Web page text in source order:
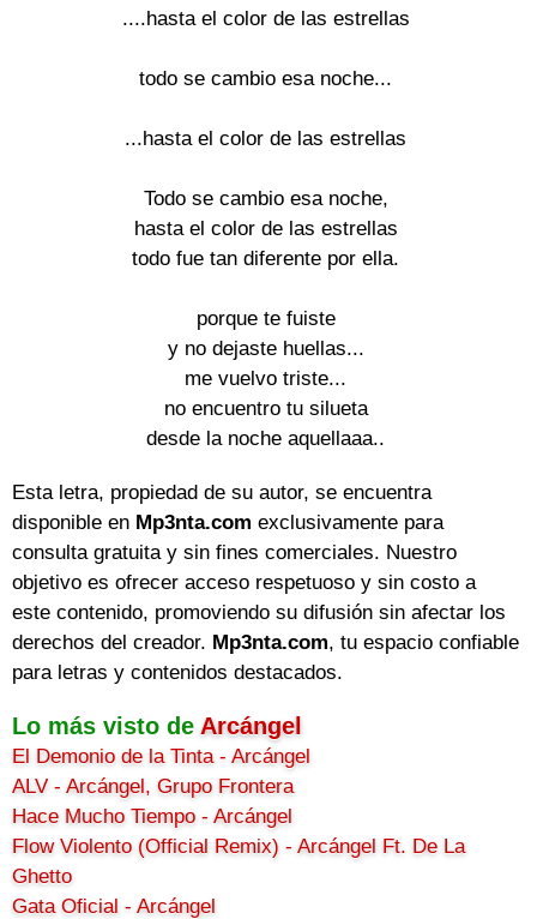
....hasta el color de las estrellas
todo se cambio esa noche...
...hasta el color de las estrellas
Todo se cambio esa noche,
hasta el color de las estrellas
todo fue tan diferente por ella.
porque te fuiste
y no dejaste huellas...
me vuelvo triste...
no encuentro tu silueta
desde la noche aquellaaa..
Esta letra, propiedad de su autor, se encuentra
disponible en Mp3nta.com exclusivamente para
consulta gratuita y sin fines comerciales. Nuestro
objetivo es ofrecer acceso respetuoso y sin costo a
este contenido, promoviendo su difusión sin afectar los
derechos del creador. Mp3nta.com, tu espacio confiable
para letras y contenidos destacados.
Lo más visto de Arcángel
El Demonio de la Tinta - Arcángel
ALV - Arcángel, Grupo Frontera
Hace Mucho Tiempo - Arcángel
Flow Violento (Official Remix) - Arcángel Ft. De La
Ghetto
Gata Oficial - Arcángel